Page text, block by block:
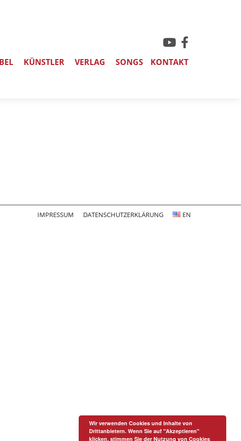
KÜNSTLER VERLAG SONGS KONTAKT
IMPRESSUM DATENSCHUTZERKLÄRUNG EN
Wir verwenden Cookies und Inhalte von
Drittanbietern. Wenn Sie auf "Akzeptieren"
klicken, stimmen Sie der Nutzung von Cookies